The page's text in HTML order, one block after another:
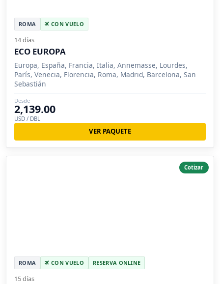
ROMA CON VUELO
14 días
ECO EUROPA
Europa, España, Francia, Italia, Annemasse, Lourdes,
París, Venecia, Florencia, Roma, Madrid, Barcelona, San
Sebastián
Desde
2,139.00
USD / DBL
VER PAQUETE
Cotizar
ROMA CON VUELO RESERVA ONLINE
15 días